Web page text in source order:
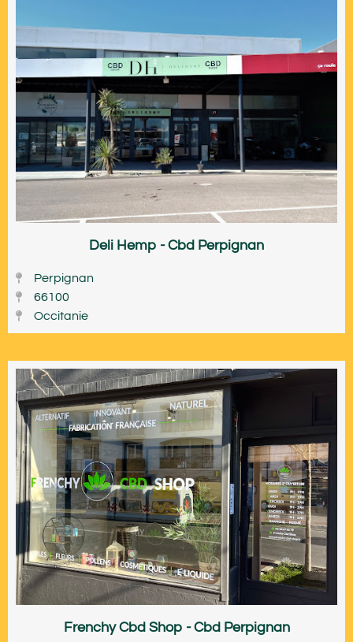
Deli Hemp - Cbd Perpignan
Perpignan
66100
Occitanie
Frenchy Cbd Shop - Cbd Perpignan